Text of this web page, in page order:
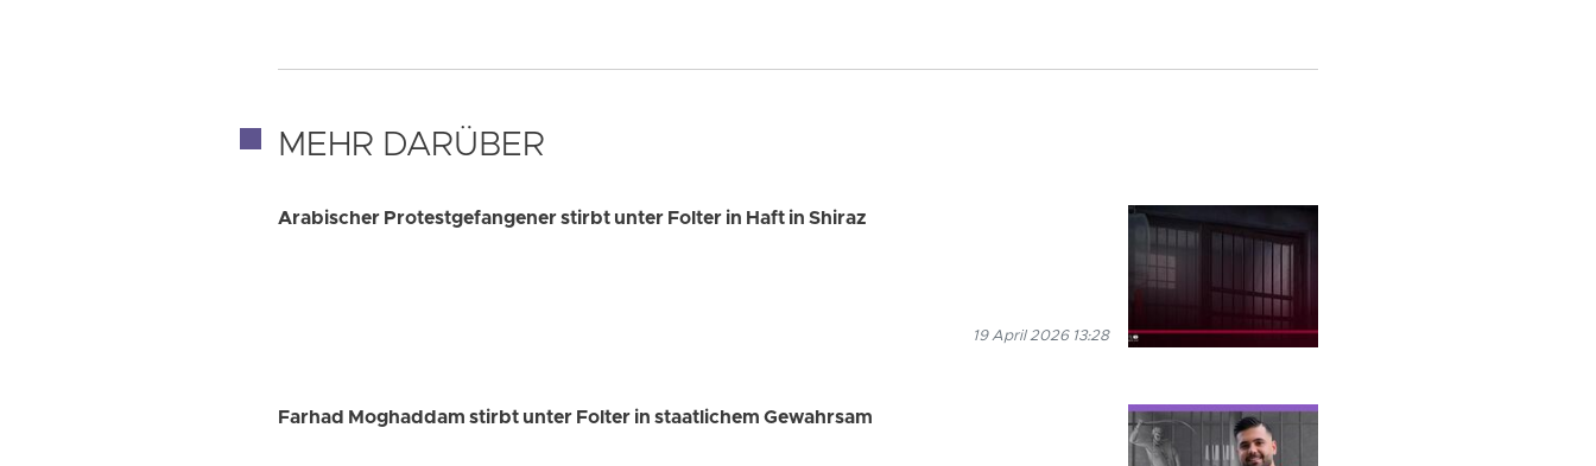
MEHR DARÜBER
Arabischer Protestgefangener stirbt unter Folter in Haft in Shiraz
19 April 2026 13:28
Farhad Moghaddam stirbt unter Folter in staatlichem Gewahrsam